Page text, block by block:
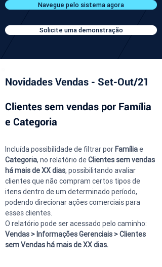
Navegue pelo sistema agora
Solicite uma demonstração
Novidades Vendas - Set-Out/21
Clientes sem vendas por Família
e Categoria
Incluída possibilidade de filtrar por Família e
Categoria, no relatório de Clientes sem vendas
há mais de XX dias, possibilitando avaliar
clientes que não compram certos tipos de
itens dentro de um determinado período,
podendo direcionar ações comerciais para
esses clientes.
O relatório pode ser acessado pelo caminho:
Vendas > Informações Gerenciais > Clientes
sem Vendas há mais de XX dias.